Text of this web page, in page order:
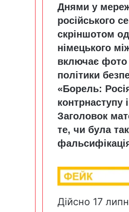
Днями у
російського
скріншотом
німецького
включає фото
політики
«Борель:
контрнаступу
Заголовок
те, чи була
Дійсно 17